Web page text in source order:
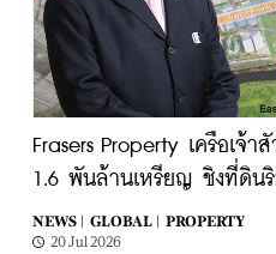
Frasers Property เครือเจ้
1.6 พันล้านเหรียญ ชิงที่ดินริ
NEWS | GLOBAL |
PROPERTY
20 Jul 2026